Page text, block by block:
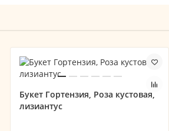
Букет Гортензия, Роза кустовая,
лизиантус